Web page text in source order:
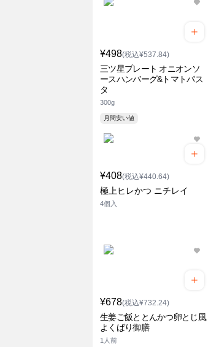
¥498(税込¥537.84)
三ツ星プレート オニオンソ
ースハンバーグ&トマトパス
タ
300g
月間安い値
¥408(税込¥440.64)
極上ヒレかつ ニチレイ
4個入
¥678(税込¥732.24)
生姜ご飯ととんかつ卵とじ風
よくばり御膳
1人前